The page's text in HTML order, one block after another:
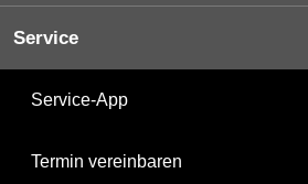
Service
Service-App
Termin vereinbaren